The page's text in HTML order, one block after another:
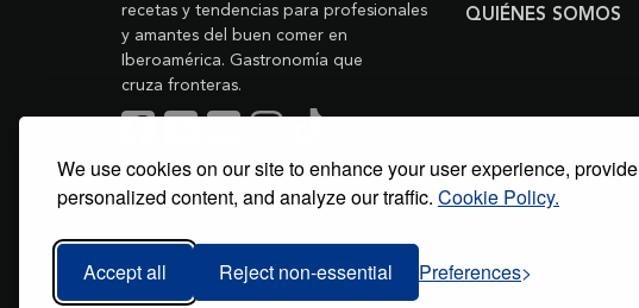
We use cookies on our site to enhance your user experience, provide
personalized content, and analyze our traffic. Cookie Policy.
Accept all Reject non-essential Preferences
recetas y tendencias para profesionales
y amantes del buen comer en
Iberoamérica. Gastronomía que
cruza fronteras.
Copyright © 2011-2026 Excelencias Gourmet.
Todos los derechos reservados.
Grupo Excelencias
QUIÉNES SOMOS
Buscar